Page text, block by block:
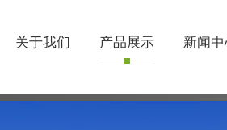
关于我们 产品展示 新闻